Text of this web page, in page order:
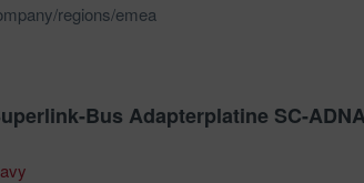
regions/emea
Bus Adapterplatine SC-